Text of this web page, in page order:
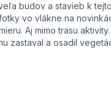
budov a stavieb k
vo vlákne na
Aj mimo trasu
zastaval a osadil